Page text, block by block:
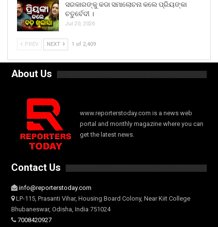
ସରକାରଙ୍କୁ କଡା ସମାଲୋଚନା କଲେ ପ୍ରିୟଙ୍କା
ଚତୁର୍ବେଦୀ ।
Jul 20, 2026
PREV NEXT 1 of 2,409
About Us
www.reporterstoday.com is a news web
portal and monthly magazine where you can
get the latest news.
Contact Us
info@reporterstoday.com
LP-115, Prasanti Vihar, Housing Board Colony, Near Kiit College
Bhubaneswar, Odisha, India 751024
7008420927